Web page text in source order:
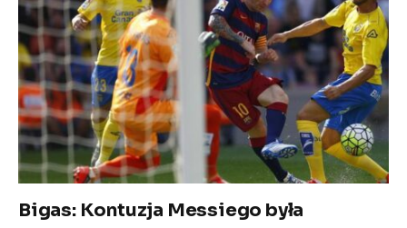
Bigas: Kontuzja Messiego była